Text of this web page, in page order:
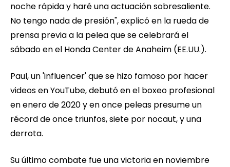
noche rápida y haré una actuación sobresaliente.
No tengo nada de presión", explicó en la rueda de
prensa previa a la pelea que se celebrará el
sábado en el Honda Center de Anaheim (EE.UU.).
Paul, un 'influencer' que se hizo famoso por hacer
videos en YouTube, debutó en el boxeo profesional
en enero de 2020 y en once peleas presume un
récord de once triunfos, siete por nocaut, y una
derrota.
Su último combate fue una victoria en noviembre